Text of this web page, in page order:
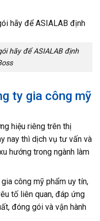
hãy để ASIALAB định
ty gia công mỹ
hiệu riêng trên thị
nay thì dịch vụ tư vấn và
hướng trong ngành làm
công mỹ phẩm uy tín,
tố liên quan, đáp ứng
đóng gói và vận hành